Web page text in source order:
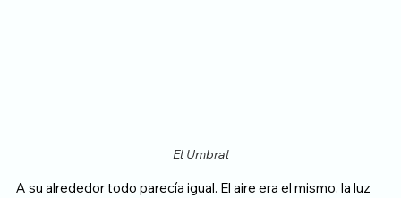
El Umbral
A su alrededor todo parecía igual. El aire era el mismo, la luz